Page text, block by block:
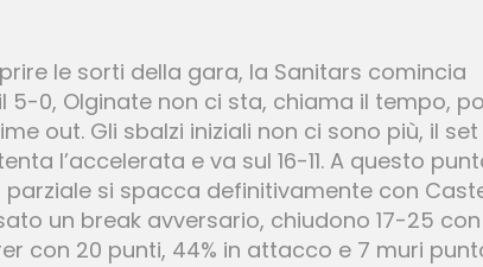
le sorti della gara, la Sanitars comincia
0, Olginate non ci sta, chiama il tempo,
out. Gli sbalzi iniziali non ci sono più, il set
l’accelerata e va sul 16-11. A questo
si spacca definitivamente con
un break avversario, chiudono 17-25 con
con 20 punti, 44% in attacco e 7 muri